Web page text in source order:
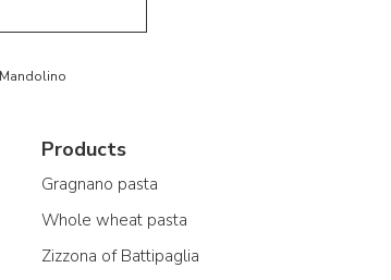
Products
Gragnano pasta
Whole wheat pasta
Zizzona of Battipaglia